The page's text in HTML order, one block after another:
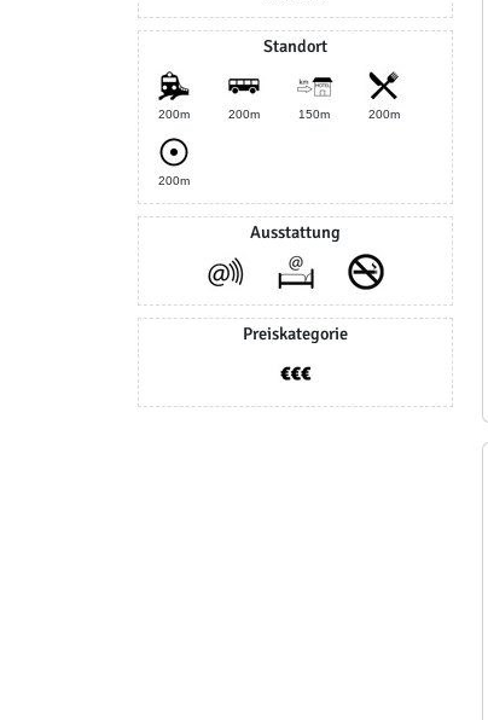
Standort
200m 200m 150m 200m
200m
Ausstattung
Preiskategorie